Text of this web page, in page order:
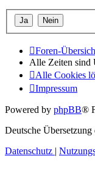
Foren-
Alle Zeiten sind
Alle Cookies
Impressum
Powered by phpBB®
Deutsche Übersetzung
Datenschutz |